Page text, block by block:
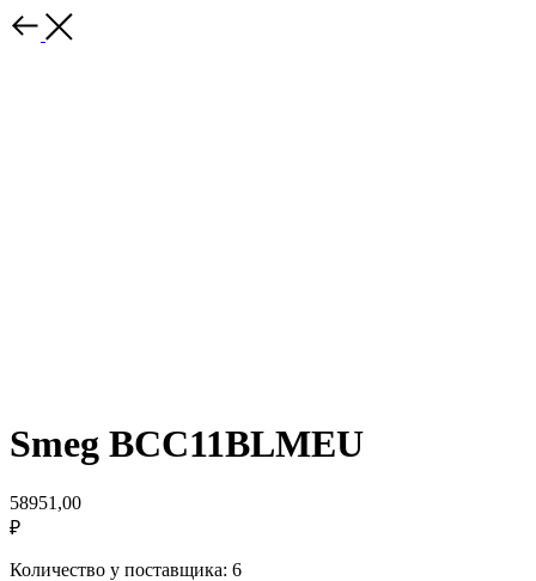
Smeg BCC11BLMEU
58951,00
₽
Количество у поставщика: 6